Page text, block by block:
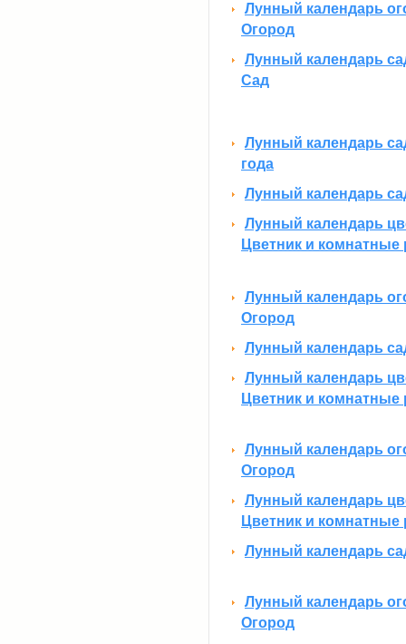
Лунный календарь
Огород
Лунный календарь
Сад
Лунный календарь
года
Лунный календарь
Лунный календарь
Цветник и комнатные
Лунный календарь
Огород
Лунный календарь
Лунный календарь
Цветник и комнатные
Лунный календарь
Огород
Лунный календарь
Цветник и комнатные
Лунный календарь
Лунный календарь
Огород